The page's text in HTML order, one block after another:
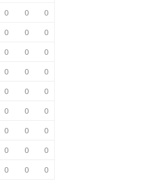
0 0
0
0 0
0
0 0
0
0 0
0
0 0
0
0 0
0
0 0
0
0 0
0
0 0 0